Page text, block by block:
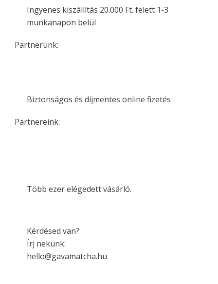
Ingyenes kiszállítás 20.000 Ft. felett 1-3
munkanapon belül
Partnerünk:
Biztonságos és díjmentes online fizetés
Partnereink:
Több ezer elégedett vásárló.
Kérdésed van?
Írj nekünk:
hello@gavamatcha.hu